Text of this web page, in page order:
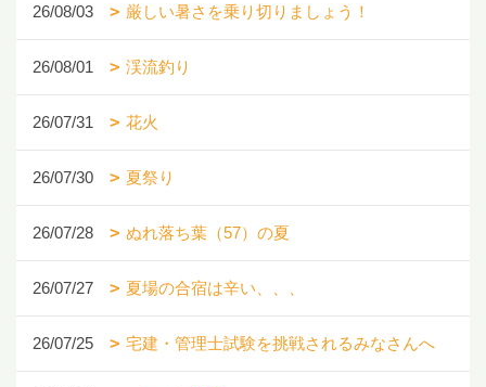
26/08/03 厳しい暑さを乗り切りましょう！
26/08/01 渓流釣り
26/07/31 花火
26/07/30 夏祭り
26/07/28 ぬれ落ち葉（57）の夏
26/07/27 夏場の合宿は辛い、、、
26/07/25 宅建・管理士試験を挑戦されるみなさんへ